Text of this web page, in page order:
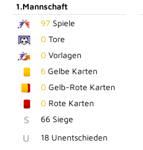
1.Mannschaft
97 Spiele
0 Tore
0 Vorlagen
6 Gelbe Karten
0 Gelb-Rote Karten
0 Rote Karten
S 66 Siege
U 18 Unentschieden